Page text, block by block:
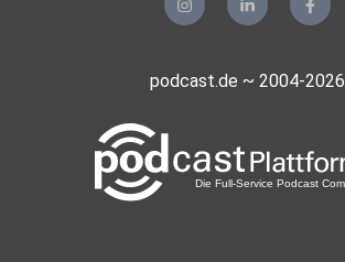
podcast.de ~ 2004-2026